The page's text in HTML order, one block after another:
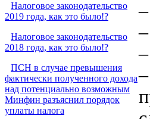
Налоговое законодательство
2019 года, как это было!?
Налоговое законодательство
2018 года, как это было!?
ПСН в случае превышения
фактически полученного дохода
над потенциально возможным
Минфин разъяснил порядок
уплаты налога